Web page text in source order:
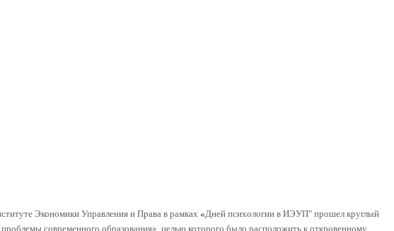
Экономики Управления и Права в рамках «Дней психологии в ИЭУП" прошел круглый
современного образования», целью которого было расположить к откровенному